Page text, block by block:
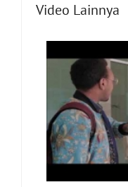
Video Lainnya